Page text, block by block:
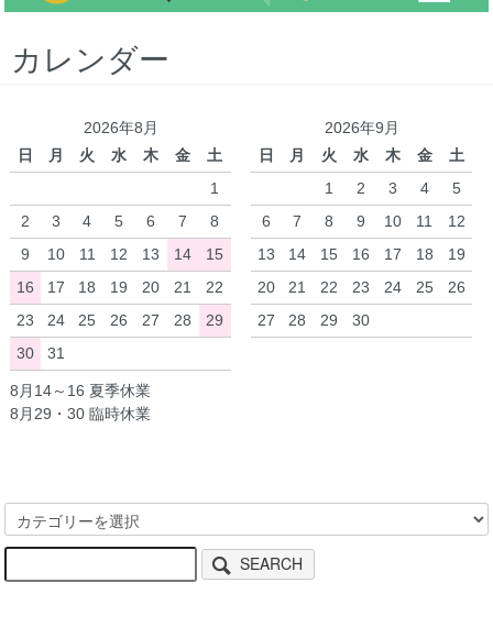
カレンダー
2026年8月
日
月 火 水 木 金
土
1
2
3 4 5 6 7
8
9
10 11 12 13 14
15
16
17 18 19 20 21
22
23
24 25 26 27 28
29
30
31
2026年9月
日
月 火 水 木 金
土
1
2 3 4
5
6
7 8 9 10 11
12
13
14 15 16 17 18
19
20
21 22 23 24 25
26
27
28 29 30
8月14～16 夏季休業
8月29・30 臨時休業
SEARCH